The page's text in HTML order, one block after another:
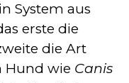
System aus
erste die
die Art
Hund wie Canis